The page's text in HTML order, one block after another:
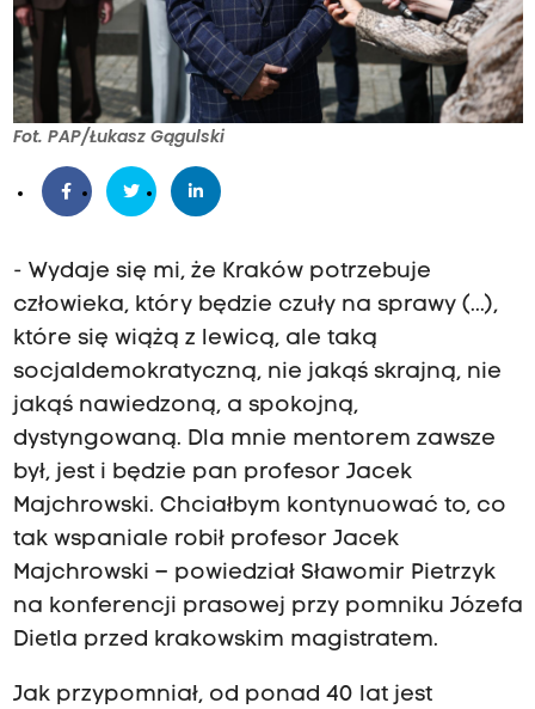
Fot. PAP/Łukasz Gągulski
- Wydaje się mi, że Kraków potrzebuje
człowieka, który będzie czuły na sprawy (...),
które się wiążą z lewicą, ale taką
socjaldemokratyczną, nie jakąś skrajną, nie
jakąś nawiedzoną, a spokojną,
dystyngowaną. Dla mnie mentorem zawsze
był, jest i będzie pan profesor Jacek
Majchrowski. Chciałbym kontynuować to, co
tak wspaniale robił profesor Jacek
Majchrowski – powiedział Sławomir Pietrzyk
na konferencji prasowej przy pomniku Józefa
Dietla przed krakowskim magistratem.
Jak przypomniał, od ponad 40 lat jest